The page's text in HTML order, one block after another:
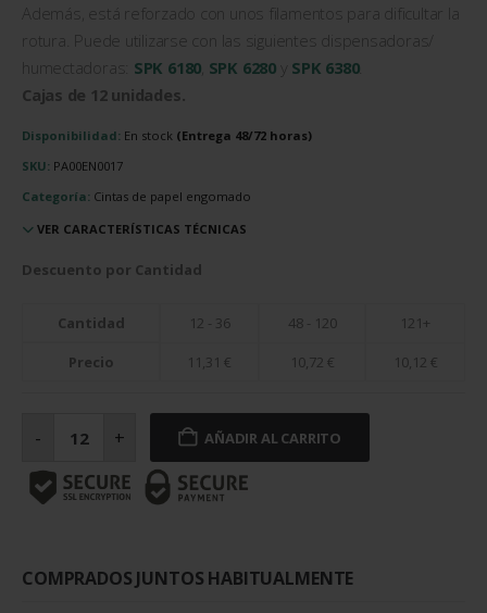
Además, está reforzado con unos filamentos para dificultar la
rotura. Puede utilizarse con las siguientes dispensadoras/
humectadoras: SPK 6180 SPK 6280y SPK 6380.
Cajas de 12 unidades.
Disponibilidad: En stock
SKU: PA00EN0017
Categoría: Cintas de papel engomado
VER CARACTERÍSTICAS TÉCNICAS
Descuento por Cantidad
Cantidad 12 - 36 48 - 120
121+
Precio
11,31 € 10,72 € 10,12 €
- engomado
marrón
70
mm
+ AÑADIR AL CARRITO
COMPRADOS JUNTOS HABITUALMENTE